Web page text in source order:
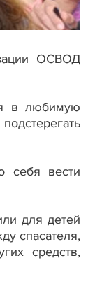
ОСВОД
в любимую
себя вести
для детей
спасателя,
средств,